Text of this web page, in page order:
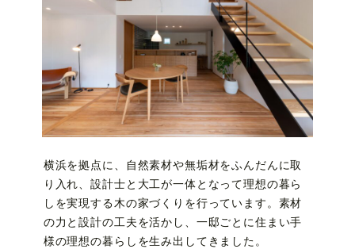
横浜を拠点に、自然素材や無垢材をふんだんに取
り入れ、設計士と大工が一体となって理想の暮ら
しを実現する木の家づくりを行っています。素材
の力と設計の工夫を活かし、一邸ごとに住まい手
様の理想の暮らしを生み出してきました。